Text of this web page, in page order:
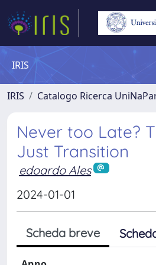
IRIS
IRIS Catalogo Ricerca
Never too Late?
Just Transition
edoardo Ales
2024-01-01
Scheda breve